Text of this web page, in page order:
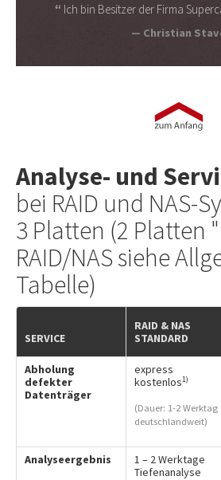
Ich bin Besitzer der Firma
Christian
Analyse- und
bei RAID und NAS-
3 Platten (2 Platten
RAID/NAS siehe
Tabelle)
SERVICE
RAID & NAS
STANDARD
Abholung
defekter
Datenträger
express
kostenlos1)
(Dauer: 1-2 Werktag
deutschlandweit)
Analyseergebnis
1 – 2 Werktage
Tiefenanalyse